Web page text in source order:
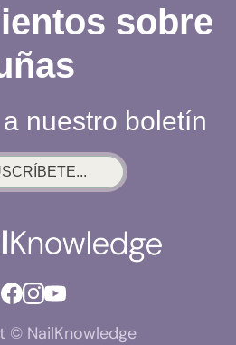
sobre
nuestro boletín
© NailKnowledge